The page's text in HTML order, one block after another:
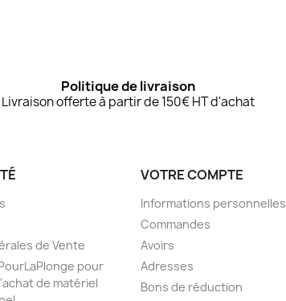
Politique de livraison
Livraison offerte à partir de 150€ HT d'achat
de Vente
pour
de matériel
VOTRE COMPTE
Informations personnelles
Commandes
Avoirs
Adresses
Bons de réduction